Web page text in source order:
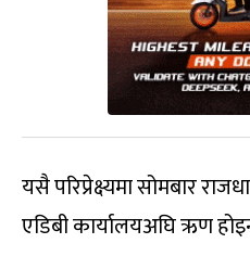
यसै परिप्रेक्ष्यमा सोमबार
एडिबी कार्यालयअघि ऋण